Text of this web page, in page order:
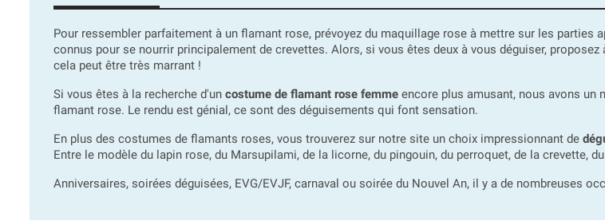
Pour ressembler parfaitement à un flamant rose, prévoyez du maquillage rose à mettre sur les
connus pour se nourrir principalement de crevettes. Alors, si vous êtes deux à vous déguiser,
cela peut être très marrant !
Si vous êtes à la recherche d'un costume de flamant rose femme encore plus amusant, nous avons
flamant rose. Le rendu est génial, ce sont des déguisements qui font sensation.
En plus des costumes de flamants roses, vous trouverez sur notre site un choix impressionnant de
Entre le modèle du lapin rose, du Marsupilami, de la licorne, du pingouin, du perroquet, de la crevette,
Anniversaires, soirées déguisées, EVG/EVJF, carnaval ou soirée du Nouvel An, il y a de nombreuses